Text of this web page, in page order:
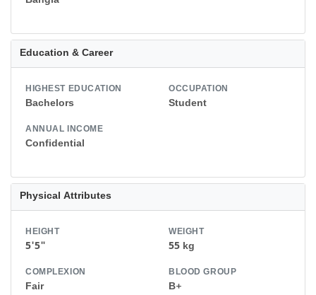
Education & Career
HIGHEST EDUCATION
Bachelors
OCCUPATION
Student
ANNUAL INCOME
Confidential
Physical Attributes
HEIGHT
5'5"
WEIGHT
55 kg
COMPLEXION
Fair
BLOOD GROUP
B+